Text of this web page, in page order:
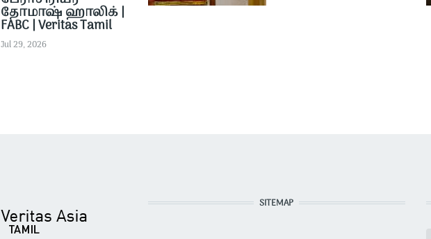
தோமாஷ் ஹாலிக் |
FABC | Veritas Tamil
Jul 29, 2026
SITEMAP